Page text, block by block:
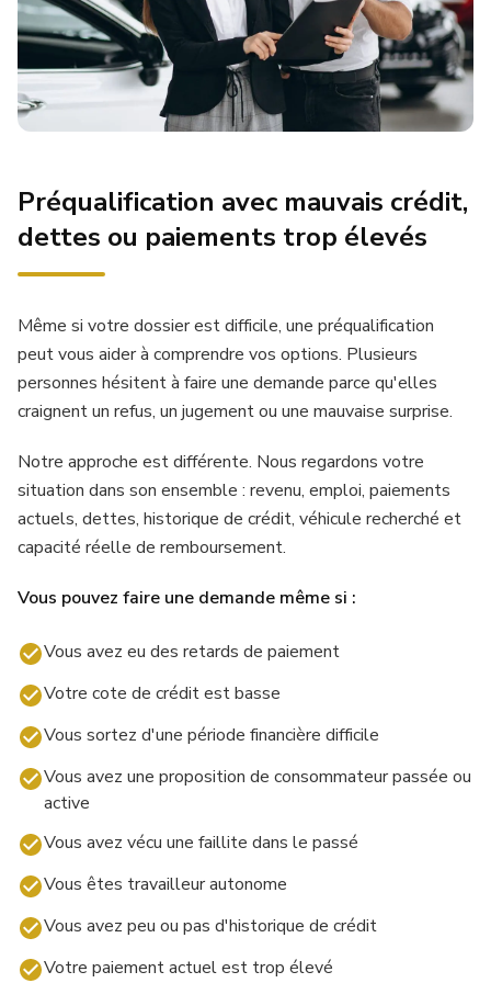
Préqualification avec mauvais crédit,
dettes ou paiements trop élevés
Même si votre dossier est difficile, une préqualification
peut vous aider à comprendre vos options. Plusieurs
personnes hésitent à faire une demande parce qu'elles
craignent un refus, un jugement ou une mauvaise surprise.
Notre approche est différente. Nous regardons votre
situation dans son ensemble : revenu, emploi, paiements
actuels, dettes, historique de crédit, véhicule recherché et
capacité réelle de remboursement.
Vous pouvez faire une demande même si :
Vous avez eu des retards de paiement
Votre cote de crédit est basse
Vous sortez d'une période financière difficile
Vous avez une proposition de consommateur passée ou
active
Vous avez vécu une faillite dans le passé
Vous êtes travailleur autonome
Vous avez peu ou pas d'historique de crédit
Votre paiement actuel est trop élevé